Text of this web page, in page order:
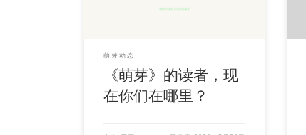
萌芽动态
《萌芽》的读者，现
在你们在哪里？